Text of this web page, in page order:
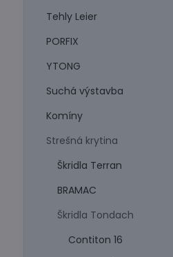
Tehly Leier
PORFIX
YTONG
Suchá výstavba
Komíny
Strešná krytina
Škridla Terran
BRAMAC
Škridla Tondach
Contiton 16